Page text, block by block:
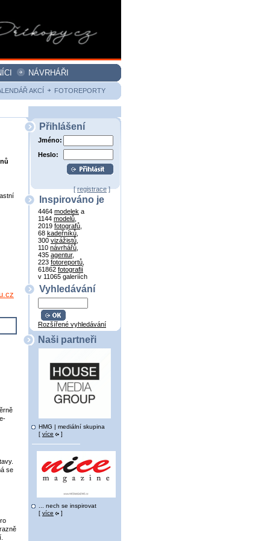
NÁVRHÁŘI
AKCÍ FOTOREPORTY
se
Přihlášení
Jméno:
Heslo:
[registrace]
Inspirováno je
4464 modelek a
1144 modelů
2019 fotografů
68 kadeřníků
300 vizážistů
110 návrhářů
435 agentur,
223 fotoreportů
61862 fotografií
v 11065 galeriích
Vyhledávání
Rozšířené vyhledávání
Naši partneři
HMG | mediální skupina
[ více ]
... nech se inspirovat
[ více ]